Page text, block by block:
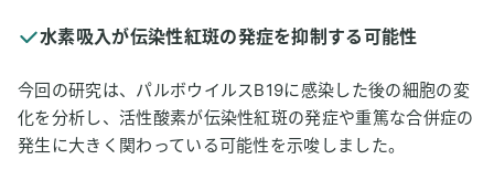
水素吸入が伝染性紅斑の発症を抑制する可能性
今回の研究は、パルボウイルスB19に感染した後の細胞の変
化を分析し、活性酸素が伝染性紅斑の発症や重篤な合併症の
発生に大きく関わっている可能性を示唆しました。